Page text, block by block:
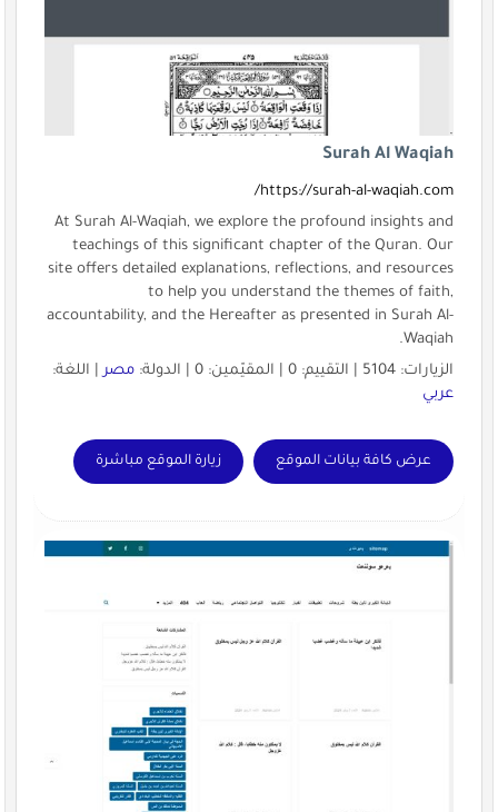
Surah Al Waqiah
https://surah-al-waqiah.com/
At Surah Al-Waqiah, we explore the profound insights and
teachings of this significant chapter of the Quran. Our
site offers detailed explanations, reflections, and resources
to help you understand the themes of faith,
accountability, and the Hereafter as presented in Surah Al-
Waqiah.
الزيارات: 5104 | التقييم: 0 | المقيّمين: 0 | الدولة:
مصر| اللغة:
عربي
عرض كافة بيانات الموقع زيارة الموقع مباشرة